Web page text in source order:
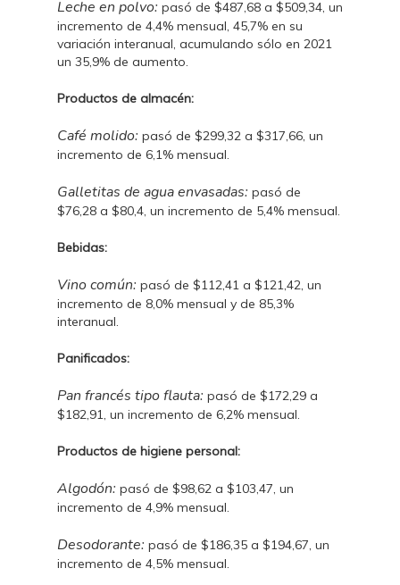
Leche en polvo: pasó de $487,68 a $509,34, un
incremento de 4,4% mensual, 45,7% en su
variación interanual, acumulando sólo en 2021
un 35,9% de aumento.
Productos de almacén:
Café molido: pasó de $299,32 a $317,66, un
incremento de 6,1% mensual.
Galletitas de agua envasadas: pasó de
$76,28 a $80,4, un incremento de 5,4% mensual.
Bebidas:
Vino común: pasó de $112,41 a $121,42, un
incremento de 8,0% mensual y de 85,3%
interanual.
Panificados:
Pan francés tipo flauta: pasó de $172,29 a
$182,91, un incremento de 6,2% mensual.
Productos de higiene personal:
Algodón: pasó de $98,62 a $103,47, un
incremento de 4,9% mensual.
Desodorante: pasó de $186,35 a $194,67, un
incremento de 4,5% mensual.